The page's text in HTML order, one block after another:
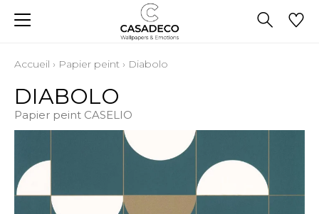
Accueil › Papier peint › Diabolo
DIABOLO
Papier peint CASELIO